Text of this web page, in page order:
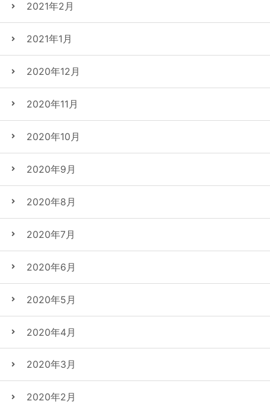
2021年2月
2021年1月
2020年12月
2020年11月
2020年10月
2020年9月
2020年8月
2020年7月
2020年6月
2020年5月
2020年4月
2020年3月
2020年2月